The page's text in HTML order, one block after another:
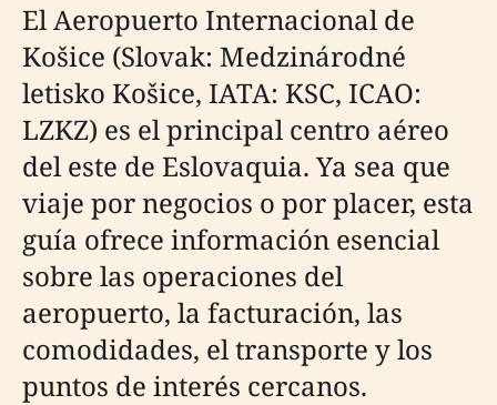
El Aeropuerto Internacional de
Košice (Slovak: Medzinárodné
letisko Košice, IATA: KSC, ICAO:
LZKZ) es el principal centro aéreo
del este de Eslovaquia. Ya sea que
viaje por negocios o por placer, esta
guía ofrece información esencial
sobre las operaciones del
aeropuerto, la facturación, las
comodidades, el transporte y los
puntos de interés cercanos.